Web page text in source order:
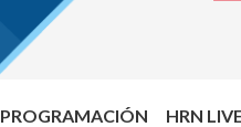
PROGRAMACIÓN HRN